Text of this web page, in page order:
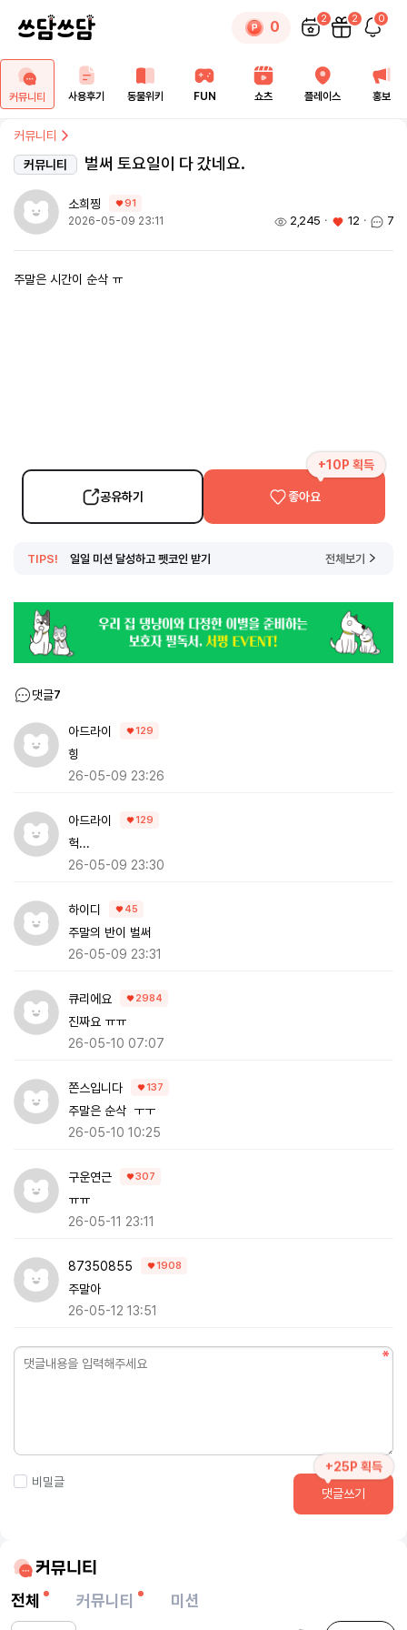
0 2 2 0
커뮤니티 사용후기 동물위키 FUN 쇼츠 플레이스 홍보
커뮤니티
커뮤니티
벌써 토요일이 다 갔네요.
소희찡 91
2026-05-09 23:11 2,245 ㆍ 12 ㆍ 7
주말은 시간이 순삭 ㅠ
공유하기
+10P 획득
좋아요
TIPS! 일일 미션 달성하고 펫코인 받기 전체보기
댓글7
아드라이 129
힝
26-05-09 23:26
아드라이 129
헉...
26-05-09 23:30
하이디 45
주말의 반이 벌써
26-05-09 23:31
큐리에요 2984
진짜요 ㅠㅠ
26-05-10 07:07
쫀스입니다 137
주말은 순삭 ㅜㅜ
26-05-10 10:25
구운연근 307
ㅠㅠ
26-05-11 23:11
87350855 1908
주말아
26-05-12 13:51
비밀글
+25P 획득
댓글쓰기
커뮤니티
전체
커뮤니티 미션